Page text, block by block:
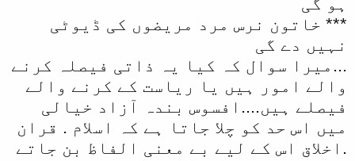
*** خاتون نرس مرد مریضوں کی ڈیوٹی
نہیں دے گی
...میرا سوال کہ کیا یہ ذاتی فیصلہ کرنے
والے امور ہیں یا ریاست کے کرنے والے
فیصلے ہیں....افسوس بندہ آزاد خیالی
میں اس حد کو چلا جاتا ہے کہ اسلام . قران
.اخلاق اس کے لیے بے معنی الفاظ بن جاتے